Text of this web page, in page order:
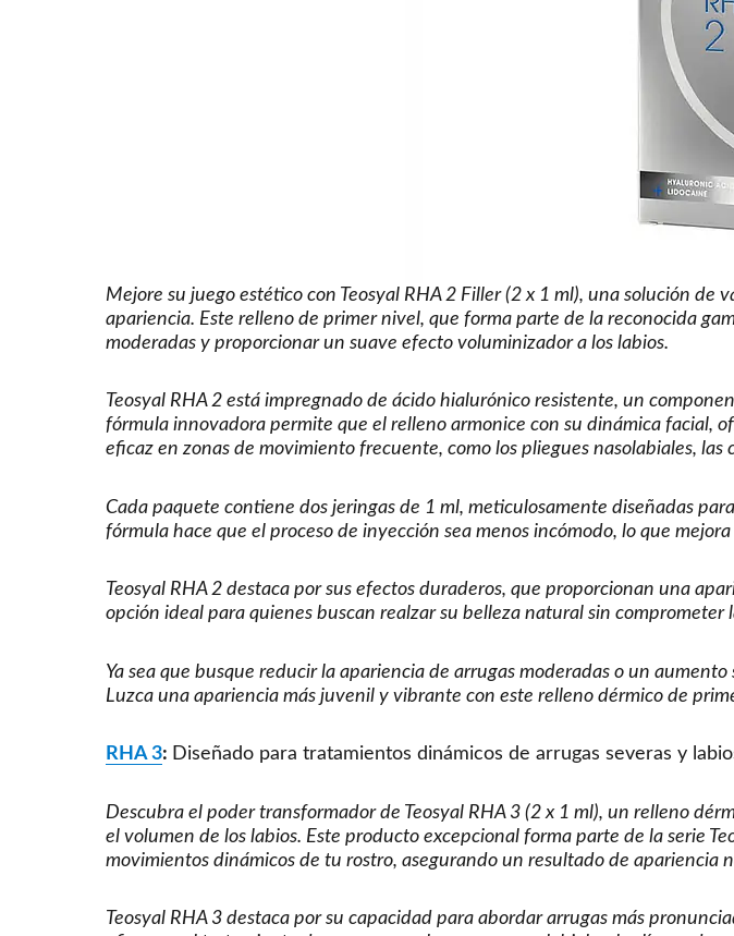
Mejore su juego estético con Teosyal RHA 2 Filler (2 x 1 ml), una solución
apariencia. Este relleno de primer nivel, que forma parte de la reconocida
moderadas y proporcionar un suave efecto voluminizador a los labios.
Teosyal RHA 2 está impregnado de ácido hialurónico resistente, un
fórmula innovadora permite que el relleno armonice con su dinámica facial,
eficaz en zonas de movimiento frecuente, como los pliegues nasolabiales, las
Cada paquete contiene dos jeringas de 1 ml, meticulosamente diseñadas
fórmula hace que el proceso de inyección sea menos incómodo, lo que
Teosyal RHA 2 destaca por sus efectos duraderos, que proporcionan una
opción ideal para quienes buscan realzar su belleza natural sin comprometer
Ya sea que busque reducir la apariencia de arrugas moderadas o un
Luzca una apariencia más juvenil y vibrante con este relleno dérmico de
RHA 3: Diseñado para tratamientos dinámicos de arrugas severas y
Descubra el poder transformador de Teosyal RHA 3 (2 x 1 ml), un relleno
el volumen de los labios. Este producto excepcional forma parte de la serie
movimientos dinámicos de tu rostro, asegurando un resultado de apariencia
Teosyal RHA 3 destaca por su capacidad para abordar arrugas más